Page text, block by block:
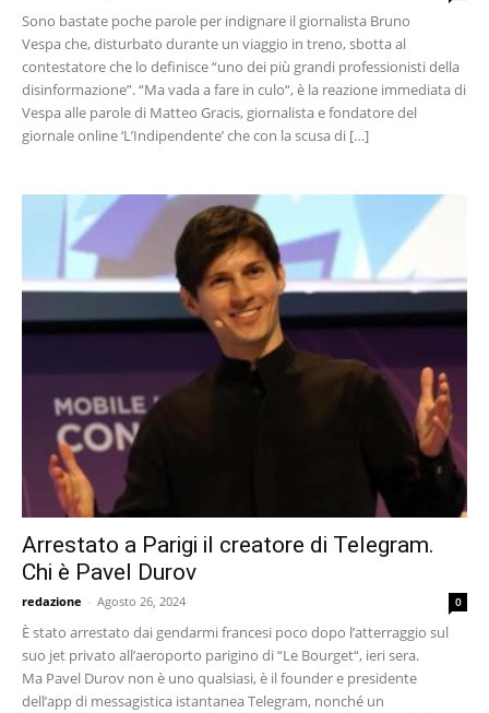
Sono bastate poche parole per indignare il giornalista Bruno
Vespa che, disturbato durante un viaggio in treno, sbotta al
contestatore che lo definisce “uno dei più grandi professionisti della
disinformazione”. “Ma vada a fare in culo“, è la reazione immediata di
Vespa alle parole di Matteo Gracis, giornalista e fondatore del
giornale online ‘L’Indipendente’ che con la scusa di […]
Arrestato a Parigi il creatore di Telegram.
Chi è Pavel Durov
redazione - Agosto 26, 2024 0
È stato arrestato dai gendarmi francesi poco dopo l’atterraggio sul
suo jet privato all’aeroporto parigino di “Le Bourget“, ieri sera.
Ma Pavel Durov non è uno qualsiasi, è il founder e presidente
dell’app di messagistica istantanea Telegram, nonché un